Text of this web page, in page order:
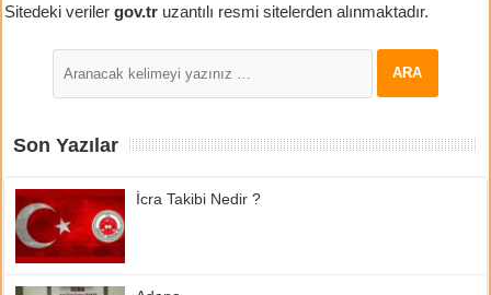
Sitedeki verilergov.tr uzantılı resmi sitelerden alınmaktadır.
Son Yazılar
İcra Takibi Nedir ?